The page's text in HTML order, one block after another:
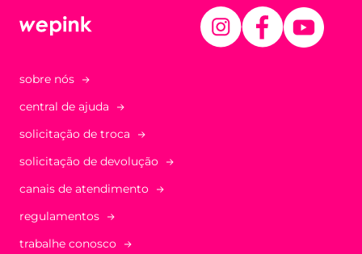
sobre nós
central de ajuda
solicitação de troca
solicitação de devolução
canais de atendimento
regulamentos
trabalhe conosco